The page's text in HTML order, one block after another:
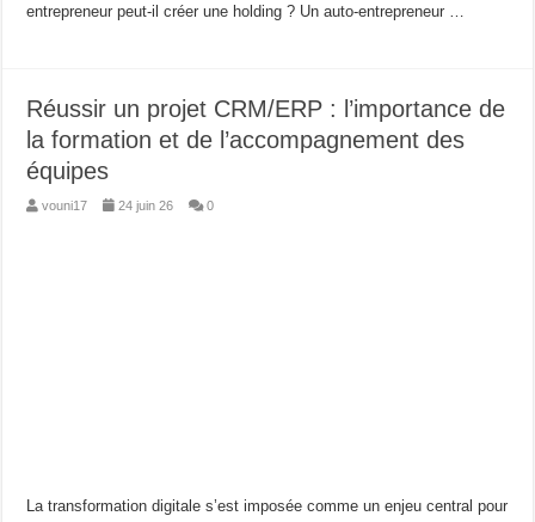
entrepreneur peut-il créer une holding ? Un auto-entrepreneur …
Réussir un projet CRM/ERP : l’importance de
la formation et de l’accompagnement des
équipes
vouni17 24 juin 26 0
La transformation digitale s’est imposée comme un enjeu central pour